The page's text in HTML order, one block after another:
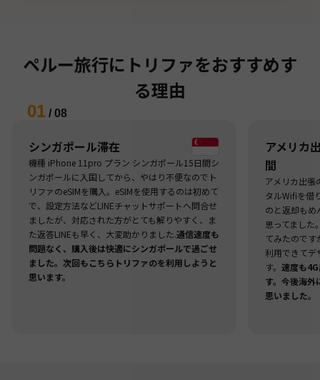
ペルー旅行にトリファをおすすめす
る理由
01 / 08
シンガポール滞在
機種 iPhone 11pro プラン シンガポール15日間シ
ンガポールに入国してから、やはり不便なのでト
リファのeSIMを購入。eSIMを使用するのは初めて
で、設定方法などLINEチャットサポートへ問合せ
ましたが、対応された方がとても解りやすく、ま
た返答LINEも早く、大変助かりました.通信速度も
問題なく、購入後は快適にシンガポールで過ごせ
ました。次回もこちらトリファのを利用しようと
思います。
アメリカ
間
アメリカ出張
タルWifiを借
のと返却もめ
思ってまし
てみたのです
利用できてデ
す。 速度も
す。今後海外
思いました。